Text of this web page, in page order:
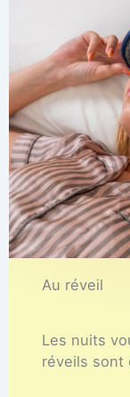
Au réveil
Les nuits
réveils sont